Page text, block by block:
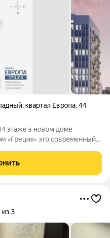
, квартал Европа,44
этаже в новом доме
современный
для комфортной жизни:
из 3